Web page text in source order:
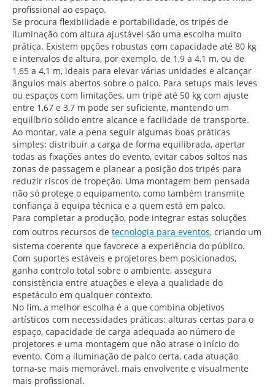
profissional ao espaço.
Se procura flexibilidade e portabilidade, os tripés de
iluminação com altura ajustável são uma escolha muito
prática. Existem opções robustas com capacidade até 80 kg
e intervalos de altura, por exemplo, de 1,9 a 4,1 m, ou de
1,65 a 4,1 m, ideais para elevar várias unidades e alcançar
ângulos mais abertos sobre o palco. Para setups mais leves
ou espaços com limitações, um tripé até 50 kg com ajuste
entre 1,67 e 3,7 m pode ser suficiente, mantendo um
equilíbrio sólido entre alcance e facilidade de transporte.
Ao montar, vale a pena seguir algumas boas práticas
simples: distribuir a carga de forma equilibrada, apertar
todas as fixações antes do evento, evitar cabos soltos nas
zonas de passagem e planear a posição dos tripés para
reduzir riscos de tropeção. Uma montagem bem pensada
não só protege o equipamento, como também transmite
confiança à equipa técnica e a quem está em palco.
Para completar a produção, pode integrar estas soluções
com outros recursos de tecnologia para eventos, criando um
sistema coerente que favorece a experiência do público.
Com suportes estáveis e projetores bem posicionados,
ganha controlo total sobre o ambiente, assegura
consistência entre atuações e eleva a qualidade do
espetáculo em qualquer contexto.
No fim, a melhor escolha é a que combina objetivos
artísticos com necessidades práticas: alturas certas para o
espaço, capacidade de carga adequada ao número de
projetores e uma montagem que não atrase o início do
evento. Com a iluminação de palco certa, cada atuação
torna-se mais memorável, mais envolvente e visualmente
mais profissional.